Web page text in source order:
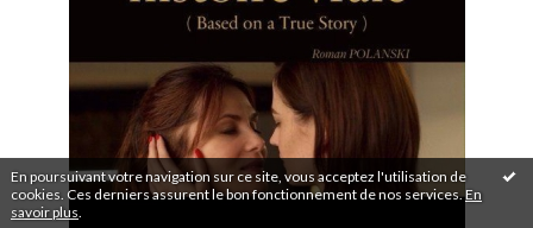
En poursuivant votre navigation sur ce site, vous acceptez l'utilisation de
cookies. Ces derniers assurent le bon fonctionnement de nos services.En
savoir plus